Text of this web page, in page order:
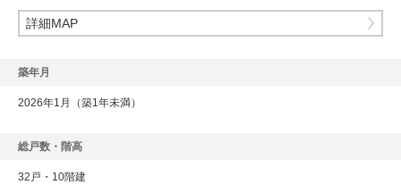
詳細MAP
築年月
2026年1月（築1年未満）
総戸数・階高
32戸・10階建